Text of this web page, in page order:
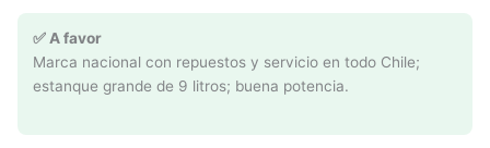
✅ A favor
Marca nacional con repuestos y servicio en todo Chile;
estanque grande de 9 litros; buena potencia.